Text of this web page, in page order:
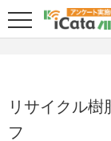
リサイクル樹
フ